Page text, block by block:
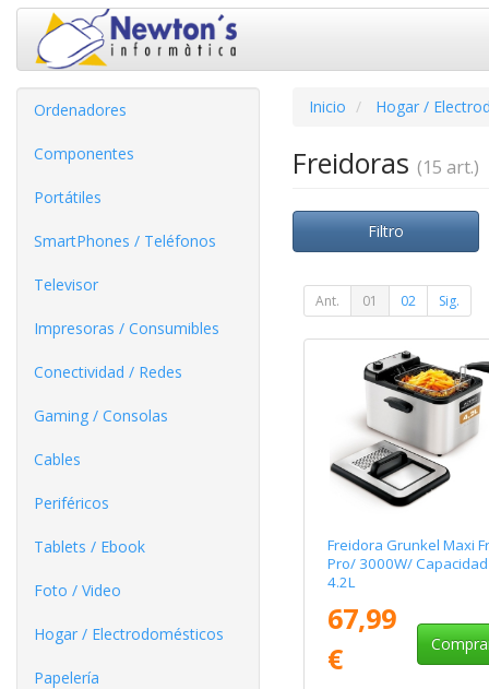
Ordenadores
Componentes
Portátiles
SmartPhones / Teléfonos
Televisor
Impresoras / Consumibles
Conectividad / Redes
Gaming / Consolas
Cables
Periféricos
Tablets / Ebook
Foto / Video
Hogar / Electrodomésticos
Papelería
Inicio Hogar /
Freidoras (15 art.)
Filtro
Ant. 01 02 Sig.
Freidora Grunkel Maxi
Pro/ 3000W/ Capacidad
4.2L
67,99
€